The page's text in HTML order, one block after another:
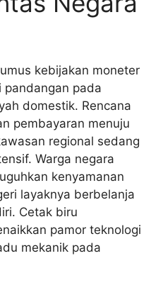
kebijakan moneter
pada
domestik. Rencana
pembayaran menuju
regional sedang
Warga negara
kenyamanan
layaknya berbelanja
Cetak biru
pamor teknologi
mekanik pada